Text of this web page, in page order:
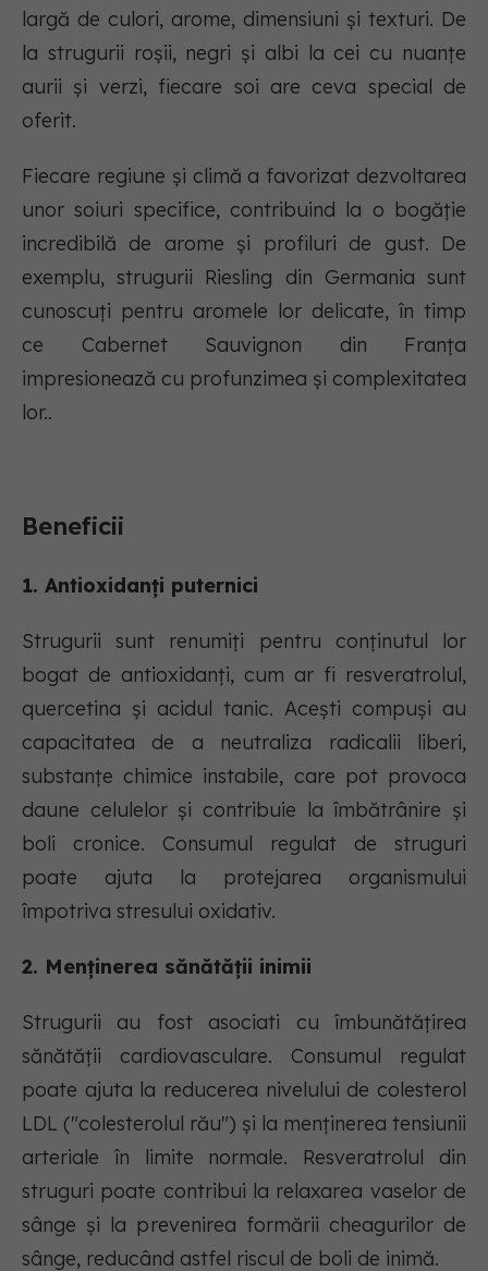
largă de culori, arome, dimensiuni și texturi. De
la strugurii roșii, negri și albi la cei cu nuanțe
aurii și verzi, fiecare soi are ceva special de
oferit.
Fiecare regiune și climă a favorizat dezvoltarea
unor soiuri specifice, contribuind la o bogăție
incredibilă de arome și profiluri de gust. De
exemplu, strugurii Riesling din Germania sunt
cunoscuți pentru aromele lor delicate, în timp
ce Cabernet Sauvignon din Franța
impresionează cu profunzimea și complexitatea
lor..
Beneficii
1. Antioxidanți puternici
Strugurii sunt renumiți pentru conținutul lor
bogat de antioxidanți, cum ar fi resveratrolul,
quercetina și acidul tanic. Acești compuși au
capacitatea de a neutraliza radicalii liberi,
substanțe chimice instabile, care pot provoca
daune celulelor și contribuie la îmbătrânire și
boli cronice. Consumul regulat de struguri
poate ajuta la protejarea organismului
împotriva stresului oxidativ.
2. Menținerea sănătății inimii
Strugurii au fost asociati cu îmbunătățirea
sănătății cardiovasculare. Consumul regulat
poate ajuta la reducerea nivelului de colesterol
LDL ("colesterolul rău") și la menținerea tensiunii
arteriale în limite normale. Resveratrolul din
struguri poate contribui la relaxarea vaselor de
sânge și la prevenirea formării cheagurilor de
sânge, reducând astfel riscul de boli de inimă.